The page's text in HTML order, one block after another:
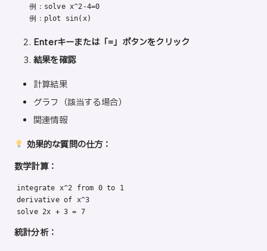
   例：solve x^2-4=0
   例：plot sin(x)
Enterキーまたは「=」ボタンをクリック
結果を確認
計算結果
グラフ（該当する場合）
関連情報
効果的な質問の仕方：
数学計算：
integrate x^2 from 0 to 1
derivative of x^3
solve 2x + 3 = 7
統計分析：